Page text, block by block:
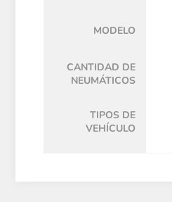
MODELO
CANTIDAD DE
NEUMÁTICOS
TIPOS DE
VEHÍCULO